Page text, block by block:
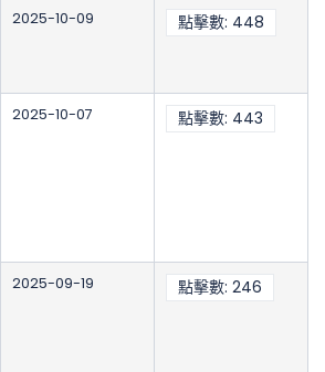
2025-10-09 點擊數: 448
2025-10-07 點擊數: 443
2025-09-19 點擊數: 246